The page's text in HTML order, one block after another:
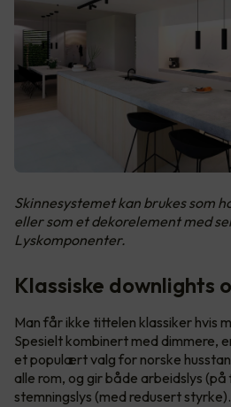
Skinnesystemet kan brukes som
eller som et dekorelement med
Lyskomponenter.
Klassiske downlights
Man får ikke tittelen klassiker hvis
Spesielt kombinert med dimmere,
et populært valg for norske
alle rom, og gir både arbeidslys
stemningslys (med redusert styrke).